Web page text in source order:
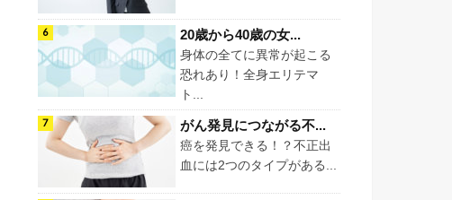
20歳から40歳の女...
身体の全てに異常が起こる
恐れあり！全身エリテマ
ト...
がん発見につながる不...
癌を発見できる！？不正出
血には2つのタイプがある...